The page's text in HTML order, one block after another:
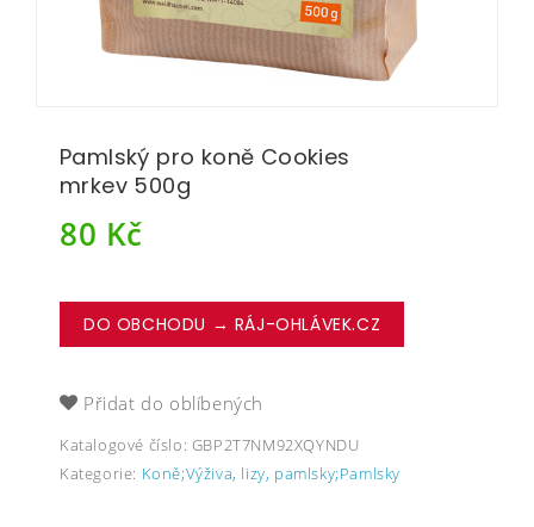
Pamlský pro koně Cookies
mrkev 500g
80 Kč
DO OBCHODU → RÁJ-OHLÁVEK.CZ
Přidat do oblíbených
Katalogové číslo: GBP2T7NM92XQYNDU
Kategorie: Koně;Výživa, lizy, pamlsky;Pamlsky